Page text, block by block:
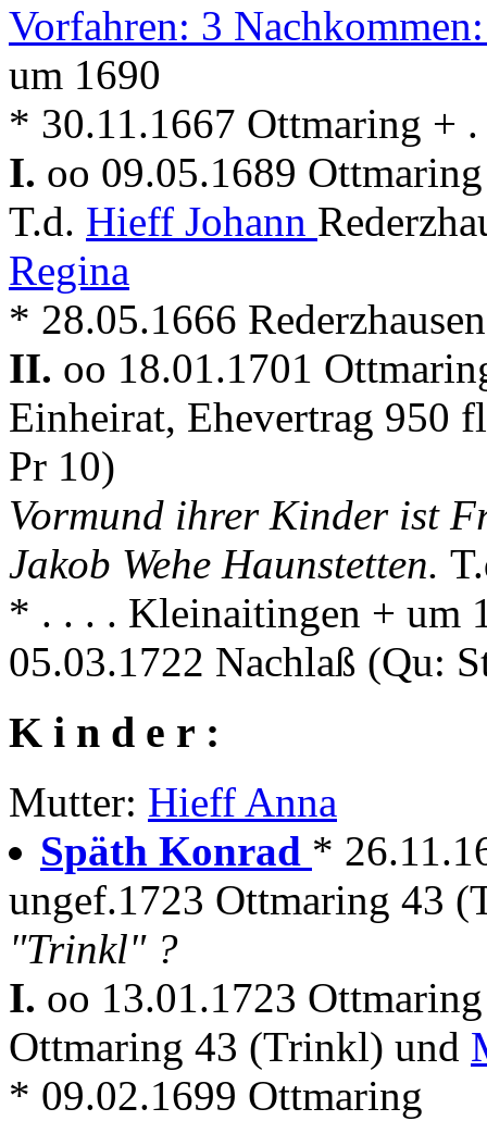
Vorfahren: 3
um 1690
* 30.11.1667 Ottmaring +
I. oo 09.05.1689
T.d. Hieff Johann
Regina
* 28.05.1666
II. oo 18.01.1701
Einheirat, Ehevertrag 950
Pr 10)
Vormund ihrer Kinder ist
Jakob Wehe Haunstetten.
* . . . . Kleinaitingen + um
05.03.1722 Nachlaß (Qu:
K i n d e r :
Mutter: Hieff Anna
Späth Konrad *
ungef.1723 Ottmaring 43
"Trinkl" ?
I. oo 13.01.1723
Ottmaring 43 (Trinkl) und
* 09.02.1699 Ottmaring